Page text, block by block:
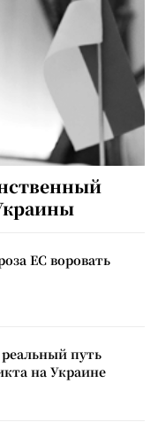
ЕС воровать
путь
на Украине